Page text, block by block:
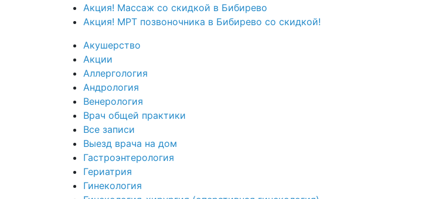
Акция! Массаж со скидкой в Бибирево
Акция! МРТ позвоночника в Бибирево со скидкой!
Акушерство
Акции
Аллергология
Андрология
Венерология
Врач общей практики
Все записи
Выезд врача на дом
Гастроэнтерология
Гериатрия
Гинекология